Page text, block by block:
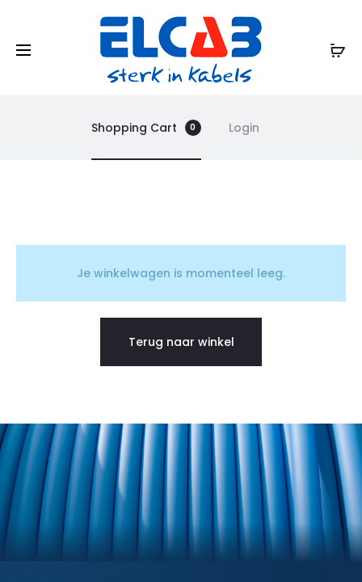
Shopping Cart 0 Login
W
l
m
a
n
Je winkelwagen is momenteel leeg.
Terug naar winkel